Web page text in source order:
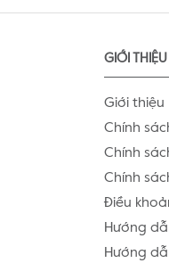
GIỚI THIỆU
Giới thiệu
Chính
Chính
Chính
Điều
Hướng
Hướng